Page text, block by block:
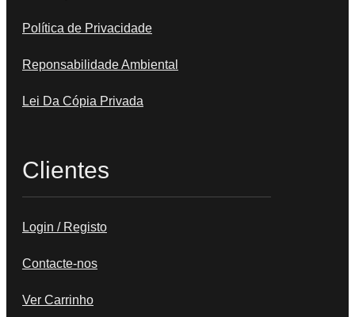
Política de Privacidade
Reponsabilidade Ambiental
Lei Da Cópia Privada
Clientes
Login / Registo
Contacte-nos
Ver Carrinho